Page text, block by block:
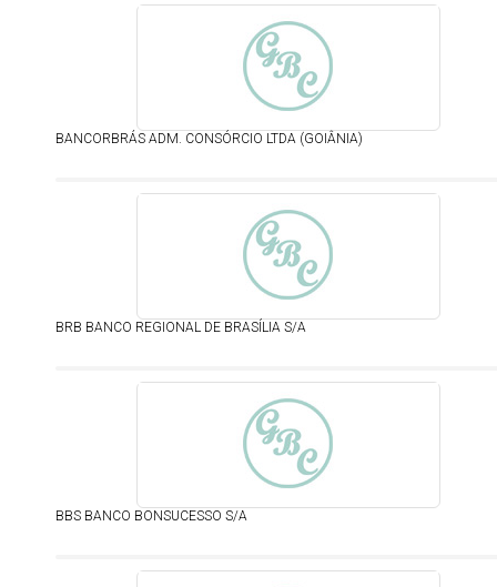
BANCORBRÁS ADM. CONSÓRCIO LTDA (GOIÂNIA)
BRB BANCO REGIONAL DE BRASÍLIA S/A
BBS BANCO BONSUCESSO S/A